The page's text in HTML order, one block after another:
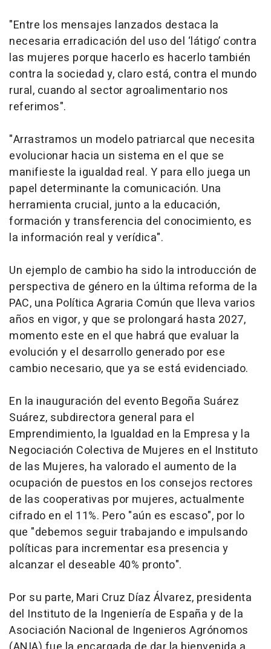
"Entre los mensajes lanzados destaca la
necesaria erradicación del uso del ‘látigo’ contra
las mujeres porque hacerlo es hacerlo también
contra la sociedad y, claro está, contra el mundo
rural, cuando al sector agroalimentario nos
referimos".
"Arrastramos un modelo patriarcal que necesita
evolucionar hacia un sistema en el que se
manifieste la igualdad real. Y para ello juega un
papel determinante la comunicación. Una
herramienta crucial, junto a la educación,
formación y transferencia del conocimiento, es
la información real y verídica".
Un ejemplo de cambio ha sido la introducción de
perspectiva de género en la última reforma de la
PAC, una Política Agraria Común que lleva varios
años en vigor, y que se prolongará hasta 2027,
momento este en el que habrá que evaluar la
evolución y el desarrollo generado por ese
cambio necesario, que ya se está evidenciado.
En la inauguración del evento Begoña Suárez
Suárez, subdirectora general para el
Emprendimiento, la Igualdad en la Empresa y la
Negociación Colectiva de Mujeres en el Instituto
de las Mujeres, ha valorado el aumento de la
ocupación de puestos en los consejos rectores
de las cooperativas por mujeres, actualmente
cifrado en el 11%. Pero "aún es escaso", por lo
que "debemos seguir trabajando e impulsando
políticas para incrementar esa presencia y
alcanzar el deseable 40% pronto".
Por su parte, Mari Cruz Díaz Álvarez, presidenta
del Instituto de la Ingeniería de España y de la
Asociación Nacional de Ingenieros Agrónomos